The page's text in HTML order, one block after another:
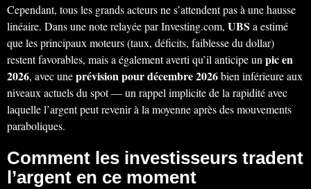
Cependant, tous les grands acteurs ne s’attendent pas à une hausse
linéaire. Dans une note relayée par Investing.com, UBS a estimé
que les principaux moteurs (taux, déficits, faiblesse du dollar)
restent favorables, mais a également averti qu’il anticipe unpic en
2026, avec uneprévision pour décembre 2026bien inférieure aux
niveaux actuels du spot — un rappel implicite de la rapidité avec
laquelle l’argent peut revenir à la moyenne après des mouvements
paraboliques.
Comment les investisseurs tradent
l’argent en ce moment